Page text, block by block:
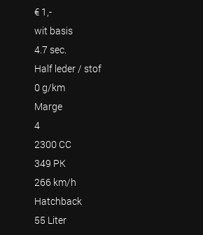
€ 1,-
wit basis
4.7 sec.
Half leder / stof
0 g/km
Marge
4
2300 CC
349 PK
266 km/h
Hatchback
55 Liter